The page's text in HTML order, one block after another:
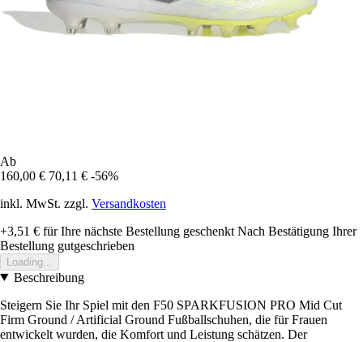
Ab
160,00 € 70,11 € -56%
inkl. MwSt. zzgl. Versandkosten
+3,51 € für Ihre nächste Bestellung geschenkt Nach Bestätigung Ihrer
Bestellung gutgeschrieben
Loading...
Beschreibung
Steigern Sie Ihr Spiel mit den F50 SPARKFUSION PRO Mid Cut
Firm Ground / Artificial Ground Fußballschuhen, die für Frauen
entwickelt wurden, die Komfort und Leistung schätzen. Der